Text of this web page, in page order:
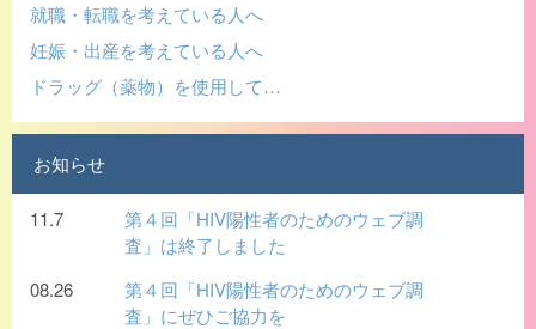
就職・転職を考えている人へ
妊娠・出産を考えている人へ
ドラッグ（薬物）を使用して…
お知らせ
11.7
第４回「HIV陽性者のためのウェブ調
査」は終了しました
08.26
第４回「HIV陽性者のためのウェブ調
査」にぜひご協力を